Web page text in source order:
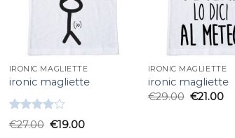
IRONIC MAGLIETTE
ironic magliette
Valutato
4.00 su
€27.00 €19.00
IRONIC MAGLIETTE
ironic magliette
€29.00 €21.00